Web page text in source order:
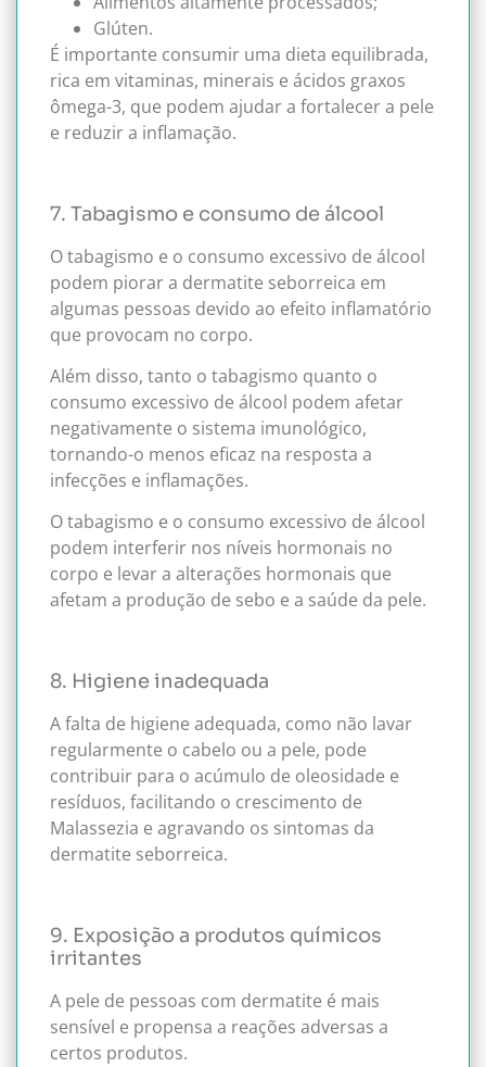
Glúten.
É importante consumir uma dieta equilibrada,
rica em vitaminas, minerais e ácidos graxos
ômega-3, que podem ajudar a fortalecer a pele
e reduzir a inflamação.
7. Tabagismo e consumo de álcool
O tabagismo e o consumo excessivo de álcool
podem piorar a dermatite seborreica em
algumas pessoas devido ao efeito inflamatório
que provocam no corpo.
Além disso, tanto o tabagismo quanto o
consumo excessivo de álcool podem afetar
negativamente o sistema imunológico,
tornando-o menos eficaz na resposta a
infecções e inflamações.
O tabagismo e o consumo excessivo de álcool
podem interferir nos níveis hormonais no
corpo e levar a alterações hormonais que
afetam a produção de sebo e a saúde da pele.
8. Higiene inadequada
A falta de higiene adequada, como não lavar
regularmente o cabelo ou a pele, pode
contribuir para o acúmulo de oleosidade e
resíduos, facilitando o crescimento de
Malassezia e agravando os sintomas da
dermatite seborreica.
9. Exposição a produtos químicos
irritantes
A pele de pessoas com dermatite é mais
sensível e propensa a reações adversas a
certos produtos.